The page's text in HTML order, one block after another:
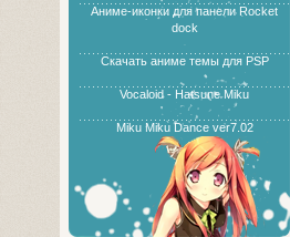
Аниме-иконки для панели Rocket
dock
Скачать аниме темы для PSP
Vocaloid - Hatsune Miku
Miku Miku Dance ver7.02